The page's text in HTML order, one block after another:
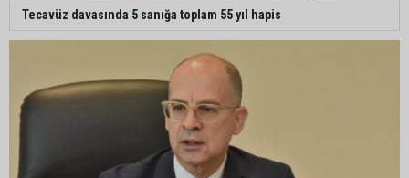
Tecavüz davasında 5 sanığa toplam 55 yıl hapis